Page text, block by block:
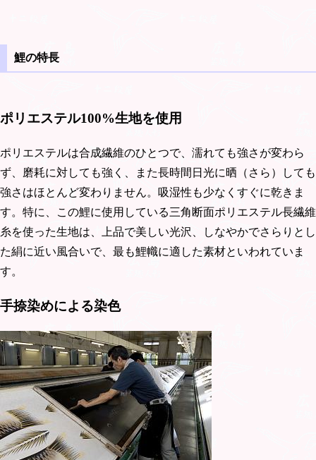
鯉の特長
ポリエステル100%生地を使用
ポリエステルは合成繊維のひとつで、濡れても強さが変わら
ず、磨耗に対しても強く、また長時間日光に晒（さら）しても
強さはほとんど変わりません。吸湿性も少なくすぐに乾きま
す。特に、この鯉に使用している三角断面ポリエステル長繊維
糸を使った生地は、上品で美しい光沢、しなやかでさらりとし
た絹に近い風合いで、最も鯉幟に適した素材といわれていま
す。
手捺染めによる染色